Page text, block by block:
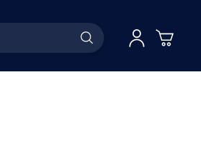
Logg